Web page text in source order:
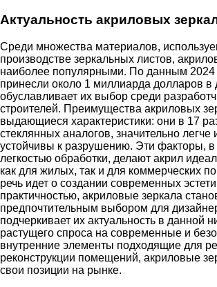
Актуальность акриловых
Среди множества материалов,
производстве зеркальных листов,
наиболее популярными. По данным 2024
принесли около 1 миллиарда долларов в
обуславливает их выбор среди
строителей. Преимущества акриловых
выдающиеся характеристики: они в 17
стеклянных аналогов, значительно легче
устойчивы к разрушению. Эти факторы, в
легкостью обработки, делают акрил
как для жилых, так и для коммерческих
речь идет о создании современных
практичностью, акриловые зеркала
предпочтительным выбором для
подчеркивает их актуальность в данной
растущего спроса на современные и
внутренние элементы подходящие для
реконструкции помещений, акриловые
свои позиции на рынке.